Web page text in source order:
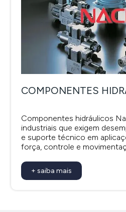
COMPONENTES
Componentes hidráulicos
industriais que exigem
e suporte técnico em
força, controle e
+ saiba mais